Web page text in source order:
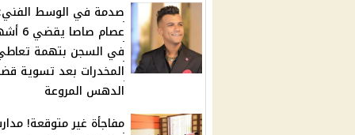
صدمة في الوسط
عصام صاصا
في السجن بتهمة
المخدرات بعد تسوية
الدهس المروعة
مفاجأة غير متوقعة!